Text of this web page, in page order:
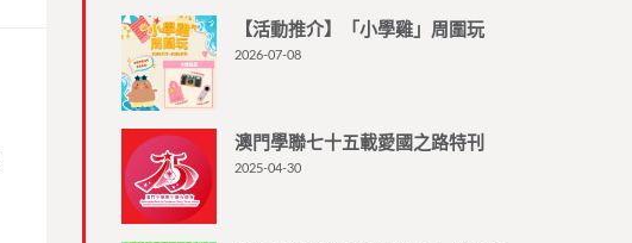
【活動推介】「小學雞」周圍玩
2026-07-08
澳門學聯七十五載愛國之路特刊
2025-04-30